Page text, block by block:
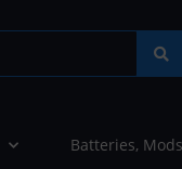
Batteries,